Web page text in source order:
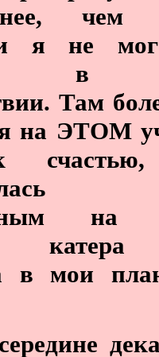
чем
и я не мог
в
Там
на ЭТОМ
на
в мои